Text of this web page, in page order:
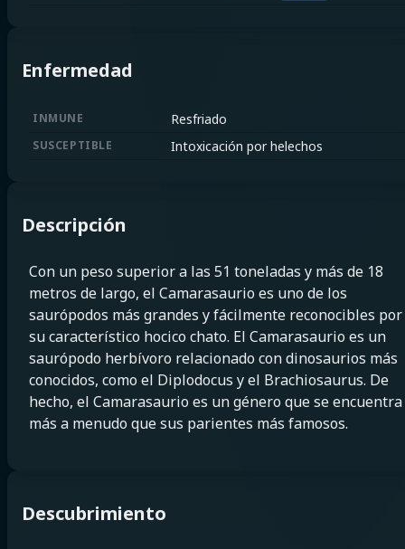
Enfermedad
INMUNE Resfriado
SUSCEPTIBLE Intoxicación por helechos
Descripción
Con un peso superior a las 51 toneladas y más de 18
metros de largo, el Camarasaurio es uno de los
saurópodos más grandes y fácilmente reconocibles por
su característico hocico chato. El Camarasaurio es un
saurópodo herbívoro relacionado con dinosaurios más
conocidos, como el Diplodocus y el Brachiosaurus. De
hecho, el Camarasaurio es un género que se encuentra
más a menudo que sus parientes más famosos.
Descubrimiento